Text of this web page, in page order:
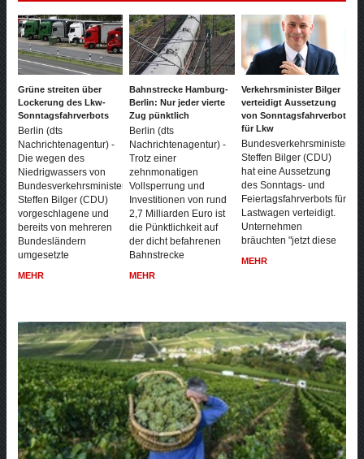
Grüne streiten über
Lockerung des Lkw-
Sonntagsfahrverbots
Berlin (dts
Nachrichtenagentur) -
Die wegen des
Niedrigwassers von
Bundesverkehrsminister
Steffen Bilger (CDU)
vorgeschlagene und
bereits von mehreren
Bundesländern
umgesetzte
MEHR
Bahnstrecke Hamburg-
Berlin: Nur jeder vierte
Zug pünktlich
Berlin (dts
Nachrichtenagentur) -
Trotz einer
zehnmonatigen
Vollsperrung und
Investitionen von rund
2,7 Milliarden Euro ist
die Pünktlichkeit auf
der dicht befahrenen
Bahnstrecke
MEHR
Verkehrsminister Bilger
verteidigt Aussetzung
von Sonntagsfahrverbot
für Lkw
Bundesverkehrsminister
Steffen Bilger (CDU)
hat eine Aussetzung
des Sonntags- und
Feiertagsfahrverbots für
Lastwagen verteidigt.
Unternehmen
bräuchten "jetzt diese
MEHR